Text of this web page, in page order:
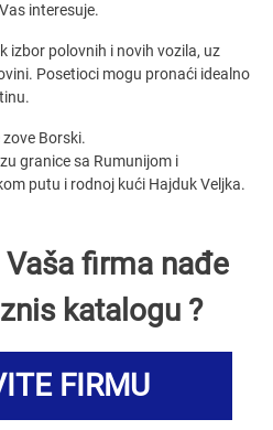
interesuje.
izbor polovnih i novih vozila, uz
Posetioci mogu pronaći idealno
Borski.
granice sa Rumunijom i
putu i rodnoj kući Hajduk Veljka.
firma nađe
katalogu ?
FIRMU